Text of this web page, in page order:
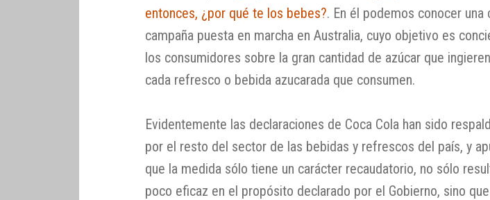
entonces, ¿por qué te los bebes?. En él podemos conocer una
campaña puesta en marcha en Australia, cuyo objetivo es
los consumidores sobre la gran cantidad de azúcar que
cada refresco o bebida azucarada que consumen.
Evidentemente las declaraciones de Coca Cola han sido
por el resto del sector de las bebidas y refrescos del país, y
que la medida sólo tiene un carácter recaudatorio, no sólo
poco eficaz en el propósito declarado por el Gobierno, sino